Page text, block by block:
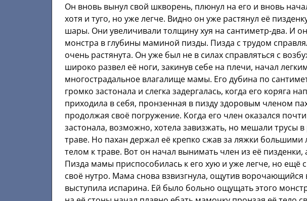
Он вновь вынул свой шкворень, плюнул на его и вновь
хотя и туго, но уже легче. Видно он уже растянул её
шары. Они увеличивали толщину хуя на сантиметр-два. И он
монстра в глубины маминой пизды. Пизда с трудом
очень растянута. Он уже был не в силах справляться с
широко развел её ноги, закинув себе на плечи, начал
многострадальное влагалище мамы. Его дубина по
громко застонала и слегка задергалась, когда его коряга
приходила в себя, пронзенная в пизду здоровым членом
продолжая своё погружение. Когда его член оказался
застонала, возможно, хотела завизжать, но мешали трусы
траве. Но пахан держал её крепко сжав за ляжки
телом к траве. Вот он начал вынимать член из её пизденки,
Пизда мамы приспособилась к его хую и уже легче, но ещё
своё нутро. Мама снова взвизгнула, ощутив ворочающийся
выступила испарина. Ей было больно ощущать этого